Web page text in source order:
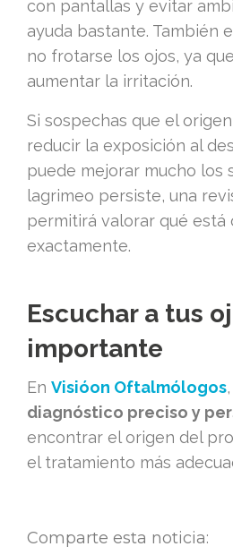
con pantallas y evitar
ayuda bastante. También
no frotarse los ojos, ya
aumentar la irritación.
Si sospechas que el
reducir la exposición al
puede mejorar mucho los
lagrimeo persiste, una
permitirá valorar qué está
exactamente.
Escuchar a tus
importante
En Visióon Oftalmólogos
diagnóstico preciso y
encontrar el origen del
el tratamiento más
Comparte esta noticia: